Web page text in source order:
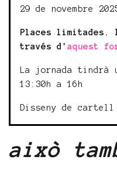
29 de novembre
Places limitades.
través d' aquest
La jornada tindrà
13:30h a 16h
Disseny de cartell
això